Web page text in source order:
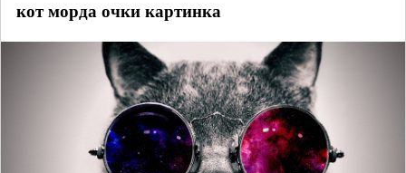
кот морда очки картинка